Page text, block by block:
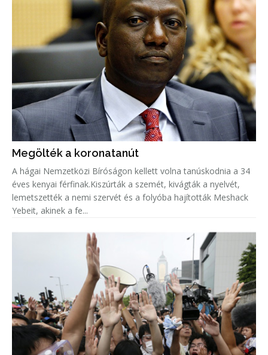
Megölték a koronatanút
A hágai Nemzetközi Bíróságon kellett volna tanúskodnia a 34
éves kenyai férfinak.Kiszúrták a szemét, kivágták a nyelvét,
lemetszették a nemi szervét és a folyóba hajították Meshack
Yebeit, akinek a fe...